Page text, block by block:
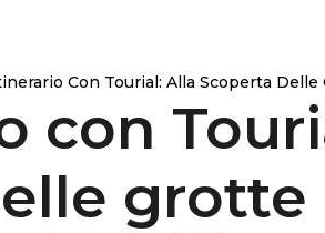
Con Tourial: Alla Scoperta
con
grotte